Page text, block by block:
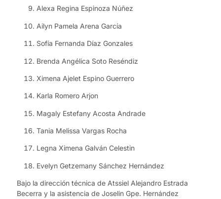
Alexa Regina Espinoza Núñez
Ailyn Pamela Arena García
Sofía Fernanda Díaz Gonzales
Brenda Angélica Soto Reséndiz
Ximena Ajelet Espino Guerrero
Karla Romero Arjon
Magaly Estefany Acosta Andrade
Tania Melissa Vargas Rocha
Legna Ximena Galván Celestin
Evelyn Getzemany Sánchez Hernández
Bajo la dirección técnica de Atssiel Alejandro Estrada
Becerra y la asistencia de Joselin Gpe. Hernández